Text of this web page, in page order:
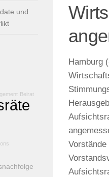
Hamburg
und
Beirat